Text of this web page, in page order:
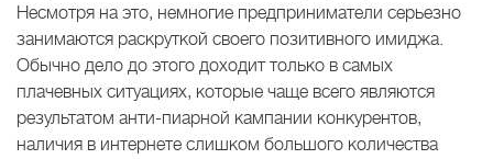
Несмотря на это, немногие предприниматели серьезно
занимаются раскруткой своего позитивного имиджа.
Обычно дело до этого доходит только в самых
плачевных ситуациях, которые чаще всего являются
результатом анти-пиарной кампании конкурентов,
наличия в интернете слишком большого количества